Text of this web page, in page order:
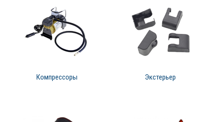
Компрессоры Экстерьер